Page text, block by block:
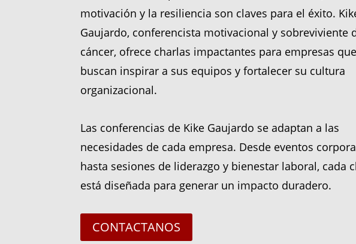
motivación y la resiliencia son claves para el éxito.
Gaujardo, conferencista motivacional y sobreviviente
cáncer, ofrece charlas impactantes para empresas que
buscan inspirar a sus equipos y fortalecer su cultura
organizacional.
Las conferencias de Kike Gaujardo se adaptan a las
necesidades de cada empresa. Desde eventos
hasta sesiones de liderazgo y bienestar laboral, cada
está diseñada para generar un impacto duradero.
CONTACTANOS